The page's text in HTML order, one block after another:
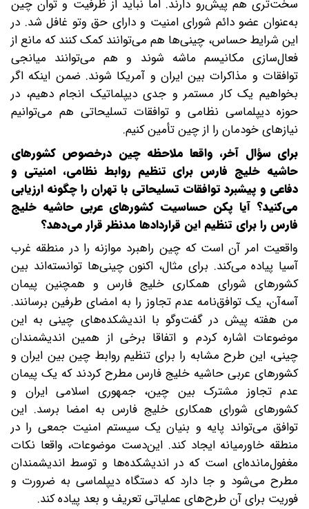
سخت‌تری هم پیش‌رو دارند. اما نباید از ظرفیت و توان چین
به‌عنوان عضو دائم شورای امنیت و دارای حق وتو غافل شد. در
این شرایط حساس، چینی‌ها هم می‌توانند کمک کنند که مانع از
فعال‌سازی مکانیسم ماشه شوند و هم می‌توانند میانجی
توافقات و مذاکرات بین ایران و آمریکا شوند. ضمن اینکه اگر
بخواهیم یک کار مستمر و جدی دیپلماتیک انجام دهیم، در
حوزه دیپلماسی نظامی و توافقات تسلیحاتی هم می‌توانیم
نیازهای خودمان را از چین تأمین کنیم.
‌‌‌برای سؤال آخر، واقعا ملاحظه چین در‌خصوص کشورهای
حاشیه خلیج فارس برای تنظیم روابط نظامی، امنیتی و
دفاعی و پیشبرد توافقات تسلیحاتی با تهران را چگونه ارزیابی
می‌کنید؟ آیا پکن حساسیت کشورهای عربی حاشیه خلیج
فارس را برای تنظیم این قراردادها مدنظر قرار می‌دهد؟
واقعیت امر آن است که چین راهبرد موازنه را در منطقه غرب
آسیا پیاده می‌کند. برای مثال، اکنون چینی‌ها توانسته‌اند بین
کشورهای شورای همکاری خلیج فارس و همچنین پیمان
آسه‌آن، یک توافق‌نامه عدم تجاوز را به امضای طرفین برسانند.
من هفته پیش در گفت‌وگو با اندیشکده‌های چینی به این
موضوعات اشاره کردم و اتفاقا برخی از همین اندیشمندان
چینی، این طرح مشابه را برای تنظیم روابط چین بین ایران و
کشورهای عربی حاشیه خلیج فارس مطرح کردند که یک پیمان
عدم تجاوز مشترک بین چین، جمهوری اسلامی ایران و
کشورهای شورای همکاری خلیج فارس به امضا برسد. این
توافق می‌تواند پایه و بنیان یک سیستم امنیت جمعی را در
منطقه خاورمیانه ایجاد کند. این‌دست موضوعات، واقعا نکات
مغفول‌مانده‌ای است که در اندیشکده‌ها و توسط اندیشمندان
مطرح می‌شود و جا دارد که دستگاه دیپلماسی به ضرورت و
فوریت برای آن طرح‌های عملیاتی تعریف و بعد پیاده کند.